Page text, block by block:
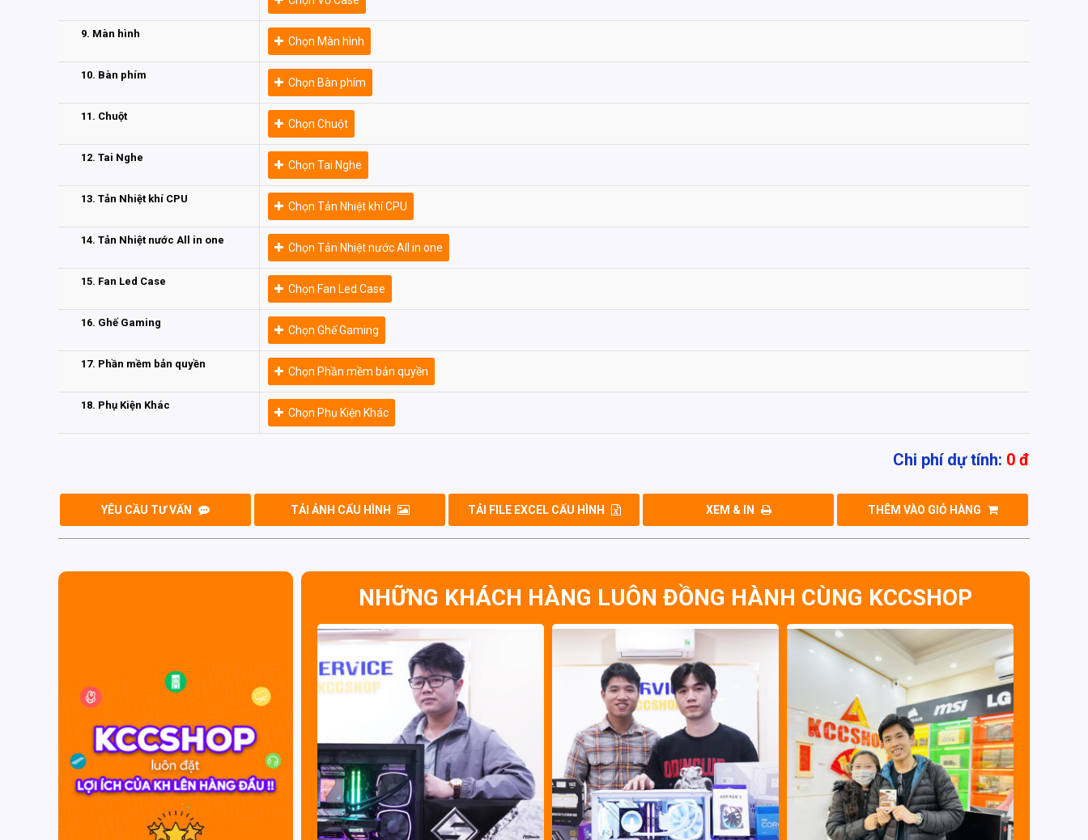
9. Màn hình
Chọn Màn hình
10. Bàn phím
Chọn Bàn phím
11. Chuột
Chọn Chuột
12. Tai Nghe
Chọn Tai Nghe
13. Tản Nhiệt khí CPU
Chọn Tản Nhiệt khí CPU
14. Tản Nhiệt nước All in one
Chọn Tản Nhiệt nước All in one
15. Fan Led Case
Chọn Fan Led Case
16. Ghế Gaming
Chọn Ghế Gaming
17. Phần mềm bản quyền
Chọn Phần mềm bản quyền
18. Phụ Kiện Khác
Chọn Phụ Kiện Khác
Chi phí dự tính: 0 đ
YÊU CẦU TƯ VẤN TẢI ẢNH CẤU HÌNH TẢI FILE EXCEL CẤU HÌNH XEM & IN THÊM VÀO GIỎ HÀNG
NHỮNG KHÁCH HÀNG LUÔN ĐỒNG HÀNH CÙNG KCCSHOP